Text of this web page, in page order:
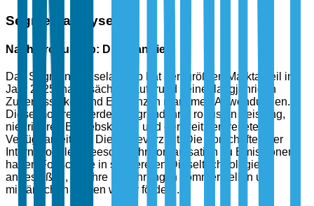
Segmentanalyse
Nach Produkttyp: Dieselantrieb
Das Segment Dieselantrieb hat den größten Marktanteil im
Jahr 2025, hauptsächlich aufgrund seiner langjährigen
Zuverlässigkeit und Effizienz in maritimen Anwendungen.
Dieselmotoren werden aufgrund ihrer robusten Leistung,
niedrigeren Betriebskosten und der weit verbreiteten
Verfügbarkeit von Diesel bevorzugt. Die Vorschriften der
Internationalen Seeschifffahrtsorganisation zu Emissionen
haben Fortschritte in saubereren Dieseltechnologien
angestoßen, die ihre Einführung in kommerziellen und
militärischen Flotten weiter fördern.